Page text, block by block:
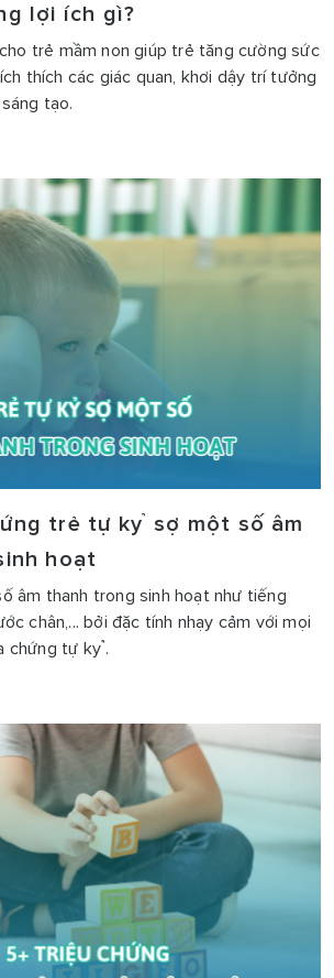
lợi ích gì?
trẻ mầm non giúp trẻ tăng cường sức
thích các giác quan, khơi dậy trí tưởng
tạo.
trẻ tự kỷ sợ một số âm
hoạt
âm thanh trong sinh hoạt như tiếng
chân,... bởi đặc tính nhạy cảm với mọi
chứng tự kỷ.